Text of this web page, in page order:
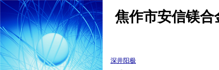
焦作市安信镁
深井阳极